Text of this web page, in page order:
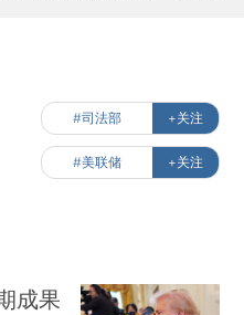
#司法部 +关注
#美联储 +关注
成果